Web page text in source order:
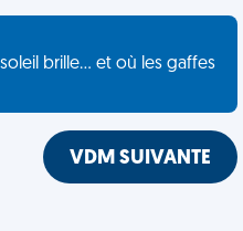
brille... et où les gaffes
VDM SUIVANTE